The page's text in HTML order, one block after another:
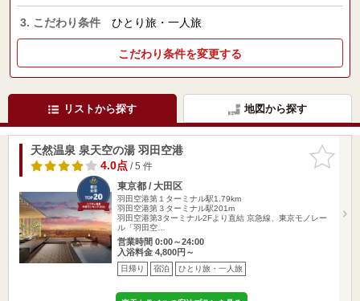
3. こだわり条件 ひとり旅・一人旅
こだわり条件を変更する
リストから探す 地図から探す
お気に入
りに追加
天然温泉 泉天空の湯 羽田空港
4.0点/ 5 件
東京都 / 大田区
羽田空港第１ターミナル駅1.79km
羽田空港第３ターミナル駅201m
羽田空港第3ターミナル2Fより直結 京急線、東京モノレー
ル「羽田空…
営業時間 0:00～24:00
入浴料金 4,800円～
日帰り 宿泊 ひとり旅・一人旅